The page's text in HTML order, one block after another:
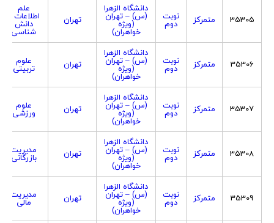
35305 متمرکز نوبت
دوم
دانشگاه الزهرا
(س) – تهران
(ویژه
خواهران)
تهران
علم
اطلاعات و
دانش
شناسی
35306 متمرکز نوبت
دوم
دانشگاه الزهرا
(س) – تهران
(ویژه
خواهران)
تهران علوم
تربیتی
35307 متمرکز نوبت
دوم
دانشگاه الزهرا
(س) – تهران
(ویژه
خواهران)
تهران علوم
ورزشی
35308 متمرکز نوبت
دوم
دانشگاه الزهرا
(س) – تهران
(ویژه
خواهران)
تهران مدیریت
بازرگانی
35309 متمرکز نوبت
دوم
دانشگاه الزهرا
(س) – تهران
(ویژه
خواهران)
تهران مدیریت
مالی